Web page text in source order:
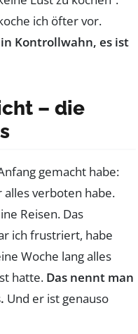
ich öfter vor.
Kontrollwahn, es ist
– die
gemacht habe:
verboten habe.
Reisen. Das
ich frustriert, habe
Woche lang alles
hatte. Das nennt man
Und er ist genauso